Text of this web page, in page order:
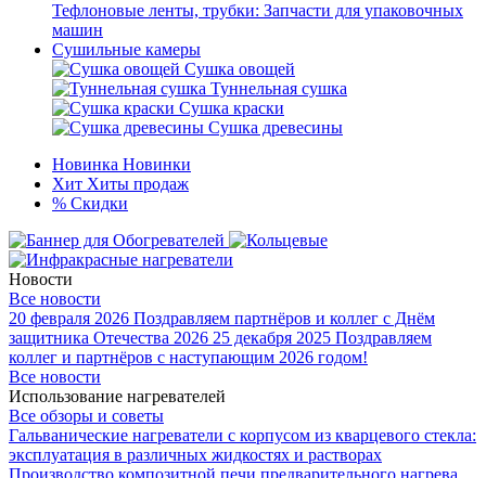
Тефлоновые ленты, трубки: Запчасти для упаковочных
машин
Сушильные камеры
Сушка овощей
Туннельная сушка
Сушка краски
Сушка древесины
Новинка Новинки
Хит Хиты продаж
% Скидки
Новости
Все новости
20 февраля 2026 Поздравляем партнёров и коллег с Днём
защитника Отечества 2026 25 декабря 2025 Поздравляем
коллег и партнёров с наступающим 2026 годом!
Все новости
Использование нагревателей
Все обзоры и советы
Гальванические нагреватели с корпусом из кварцевого стекла:
эксплуатация в различных жидкостях и растворах
Производство композитной печи предварительного нагрева